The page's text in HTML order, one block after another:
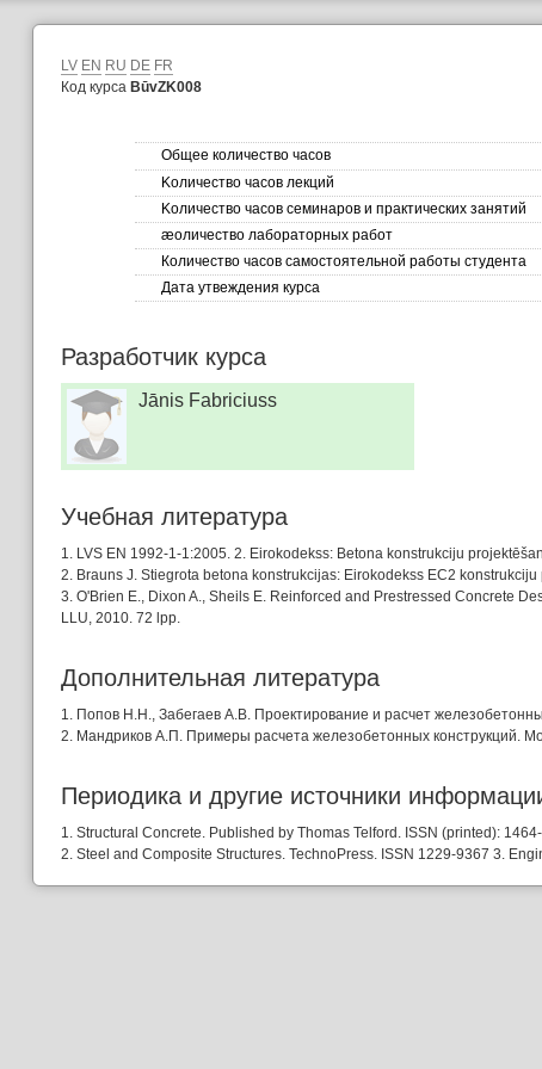
LV EN RU DE FR
Код курса BūvZK008
Общее количество часов
Kоличество часов лекций
Kоличество часов семинаров и практических занятий
æоличество лабораторных работ
Количество часов самостоятельной работы студента
Дата утвеждения курса
Разработчик курса
Jānis Fabriciuss
Учебная литературa
1. LVS EN 1992-1-1:2005. 2. Eirokodekss: Betona konstrukciju
2. Brauns J. Stiegrota betona konstrukcijas: Eirokodekss EC2
3. O'Brien E., Dixon A., Sheils E. Reinforced and Prestressed Concrete
LLU, 2010. 72 lpp.
Дополнительная литература
1. Попов Н.Н., Забегаев А.В. Проектирование и расчет
2. Мандриков А.П. Примеры расчета железобетонных конструкций.
Периодика и другие источники
1. Structural Concrete. Published by Thomas Telford. ISSN (printed):
2. Steel and Composite Structures. TechnoPress. ISSN 1229-9367 3.